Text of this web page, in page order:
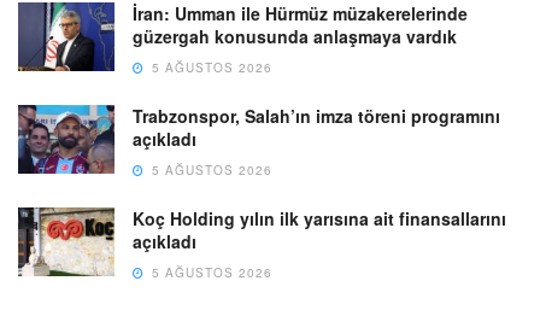
İran: Umman ile Hürmüz müzakerelerinde
güzergah konusunda anlaşmaya vardık
5 AĞUSTOS 2026
Trabzonspor, Salah’ın imza töreni programını
açıkladı
5 AĞUSTOS 2026
Koç Holding yılın ilk yarısına ait finansallarını
açıkladı
5 AĞUSTOS 2026